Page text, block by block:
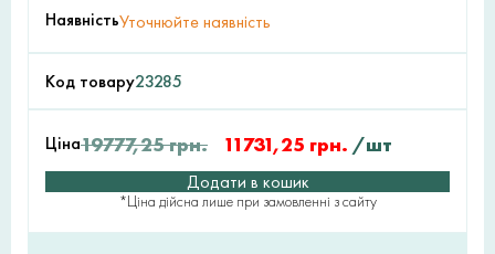
НаявністьУточнюйте наявність
Код товару23285
Ціна19777,25грн. 11731,25 грн. /шт
Додати в кошик
*Ціна дійсна лише при замовленні з сайту